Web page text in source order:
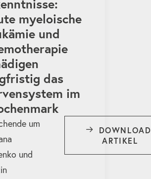
myeloische
und
das
im
um
und
DOWNLOAD
ARTIKEL